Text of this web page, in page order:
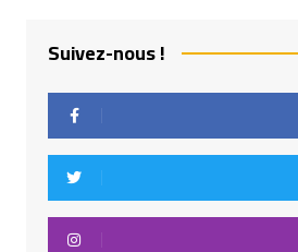
Suivez-nous !